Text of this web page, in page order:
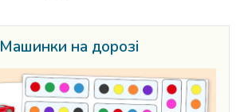
Машинки на дорозі